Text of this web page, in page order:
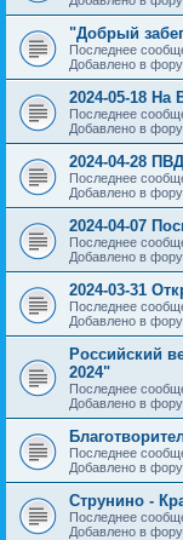
"Добрый
Последнее
Добавлено в
2024-05-18 На
Последнее
Добавлено в
2024-04-28
Последнее
Добавлено в
2024-04-07
Последнее
Добавлено в
2024-03-31
Последнее
Добавлено в
Российский
2024"
Последнее
Добавлено в
Последнее
Добавлено в
Струнино -
Последнее
Добавлено в